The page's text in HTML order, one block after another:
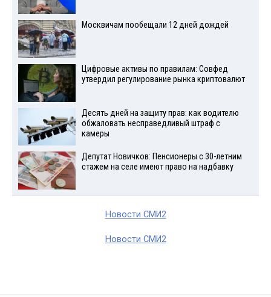
Москвичам пообещали 12 дней дождей
Цифровые активы по правилам: Совфед
утвердил регулирование рынка криптовалют
Десять дней на защиту прав: как водителю
обжаловать несправедливый штраф с
камеры
Депутат Новичков: Пенсионеры с 30-летним
стажем на селе имеют право на надбавку
Новости СМИ2
Новости СМИ2